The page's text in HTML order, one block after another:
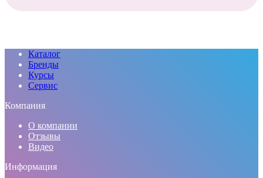
Каталог
Бренды
Курсы
Сервис
Компания
О компании
Отзывы
Видео
Информация